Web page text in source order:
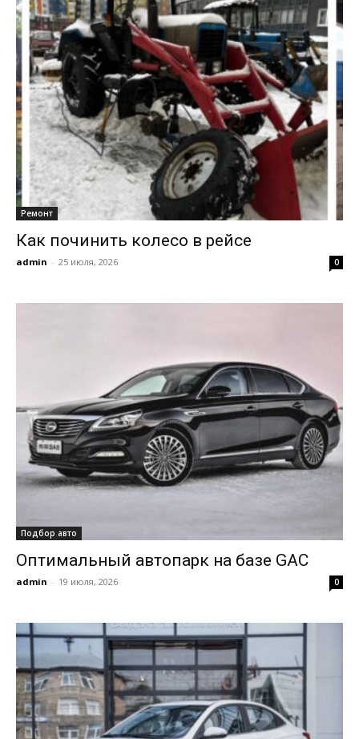
Ремонт
Как починить колесо в рейсе
admin - 25 июля, 2026 0
Подбор авто
Оптимальный автопарк на базе GAC
admin - 19 июля, 2026 0